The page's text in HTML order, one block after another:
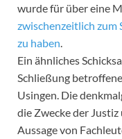
wurde für über eine
zwischenzeitlich zum
zu haben
Ein ähnliches
Schließung
Usingen. Die
die Zwecke der
Aussage von